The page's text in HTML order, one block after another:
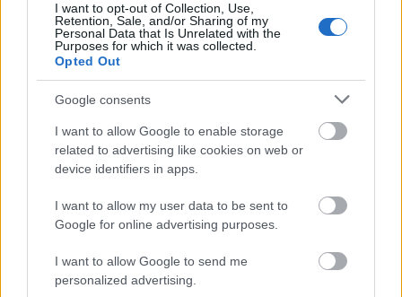
I want to opt-out of Collection, Use,
Retention, Sale, and/or Sharing of my
Personal Data that Is Unrelated with the
Purposes for which it was collected.
Opted Out
Google consents
I want to allow Google to enable storage
related to advertising like cookies on web or
device identifiers in apps.
I want to allow my user data to be sent to
Google for online advertising purposes.
I want to allow Google to send me
personalized advertising.